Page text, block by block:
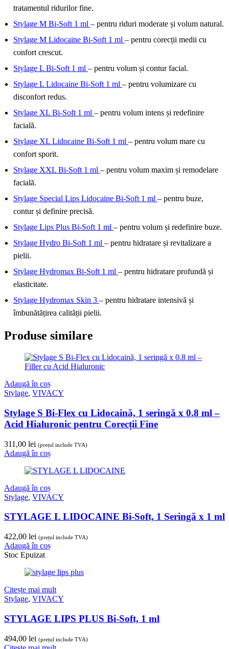
tratamentul ridurilor fine.
Stylage M Bi-Soft 1 ml – pentru riduri moderate și volum natural.
Stylage M Lidocaine Bi-Soft 1 ml – pentru corecții medii cu
confort crescut.
Stylage L Bi-Soft 1 ml – pentru volum și contur facial.
Stylage L Lidocaine Bi-Soft 1 ml – pentru volumizare cu
disconfort redus.
Stylage XL Bi-Soft 1 ml – pentru volum intens și redefinire
facială.
Stylage XL Lidocaine Bi-Soft 1 ml – pentru volum mare cu
confort sporit.
Stylage XXL Bi-Soft 1 ml – pentru volum maxim și remodelare
facială.
Stylage Special Lips Lidocaine Bi-Soft 1 ml – pentru buze,
contur și definire precisă.
Stylage Lips Plus Bi-Soft 1 ml – pentru volum și redefinire buze.
Stylage Hydro Bi-Soft 1 ml – pentru hidratare și revitalizare a
pielii.
Stylage Hydromax Bi-Soft 1 ml – pentru hidratare profundă și
elasticitate.
Stylage Hydromax Skin 3 – pentru hidratare intensivă și
îmbunătățirea calității pielii.
Produse similare
Adaugă în coș
Stylage, VIVACY
Stylage S Bi-Flex cu Lidocaină, 1 seringă x 0.8 ml –
Acid Hialuronic pentru Corecții Fine
311,00 lei (prețul include TVA)
Adaugă în coș
Adaugă în coș
Stylage, VIVACY
STYLAGE L LIDOCAINE Bi-Soft, 1 Seringă x 1 ml
422,00 lei (prețul include TVA)
Adaugă în coș
Stoc Epuizat
Citește mai mult
Stylage, VIVACY
STYLAGE LIPS PLUS Bi-Soft, 1 ml
494,00 lei (prețul include TVA)